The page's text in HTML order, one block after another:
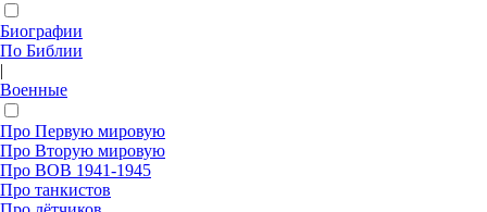
Биографии
По Библии
|
Военные
Про Первую мировую
Про Вторую мировую
Про ВОВ 1941-1945
Про танкистов